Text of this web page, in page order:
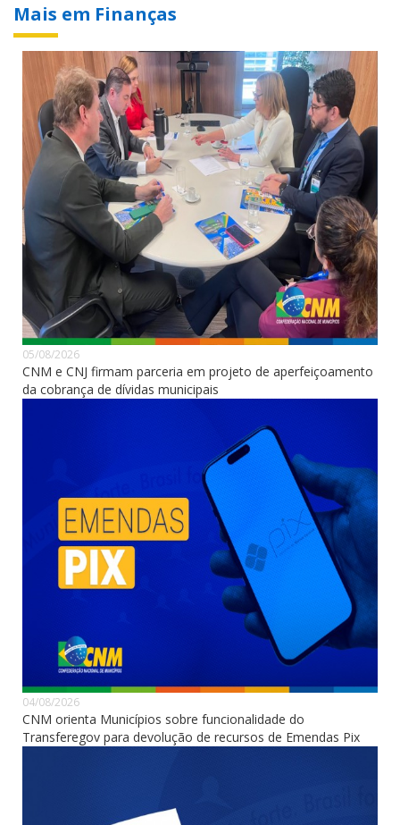
Mais em Finanças
05/08/2026
CNM e CNJ firmam parceria em projeto de aperfeiçoamento
da cobrança de dívidas municipais
04/08/2026
CNM orienta Municípios sobre funcionalidade do
Transferegov para devolução de recursos de Emendas Pix